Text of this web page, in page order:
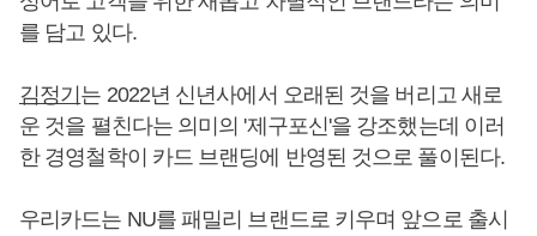
를 담고 있다.
김정기는 2022년 신년사에서 오래된 것을 버리고 새로
운 것을 펼친다는 의미의 '제구포신'을 강조했는데 이러
한 경영철학이 카드 브랜딩에 반영된 것으로 풀이된다.
우리카드는 NU를 패밀리 브랜드로 키우며 앞으로 출시